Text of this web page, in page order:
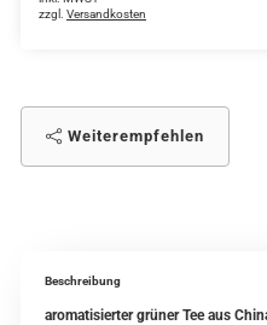
zzgl. Versandkosten
Weiterempfehlen
Beschreibung
aromatisierter grüner Tee aus